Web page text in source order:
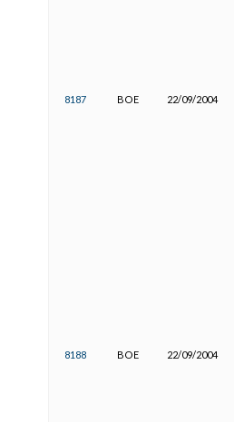
8187 BOE 22/09/2004
8188 BOE 22/09/2004